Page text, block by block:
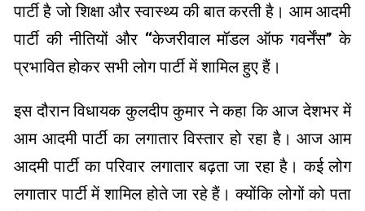
पार्टी है जो शिक्षा और स्वास्थ्य की बात करती है। आम आदमी
पार्टी की नीतियों और ‘‘केजरीवाल मॉडल ऑफ गवर्नेंस’’ के
प्रभावित होकर सभी लोग पार्टी में शामिल हुए हैं।
इस दौरान विधायक कुलदीप कुमार ने कहा कि आज देशभर में
आम आदमी पार्टी का लगातार विस्तार हो रहा है। आज आम
आदमी पार्टी का परिवार लगातार बढ़ता जा रहा है। कई लोग
लगातार पार्टी में शामिल होते जा रहे हैं। क्योंकि लोगों को पता